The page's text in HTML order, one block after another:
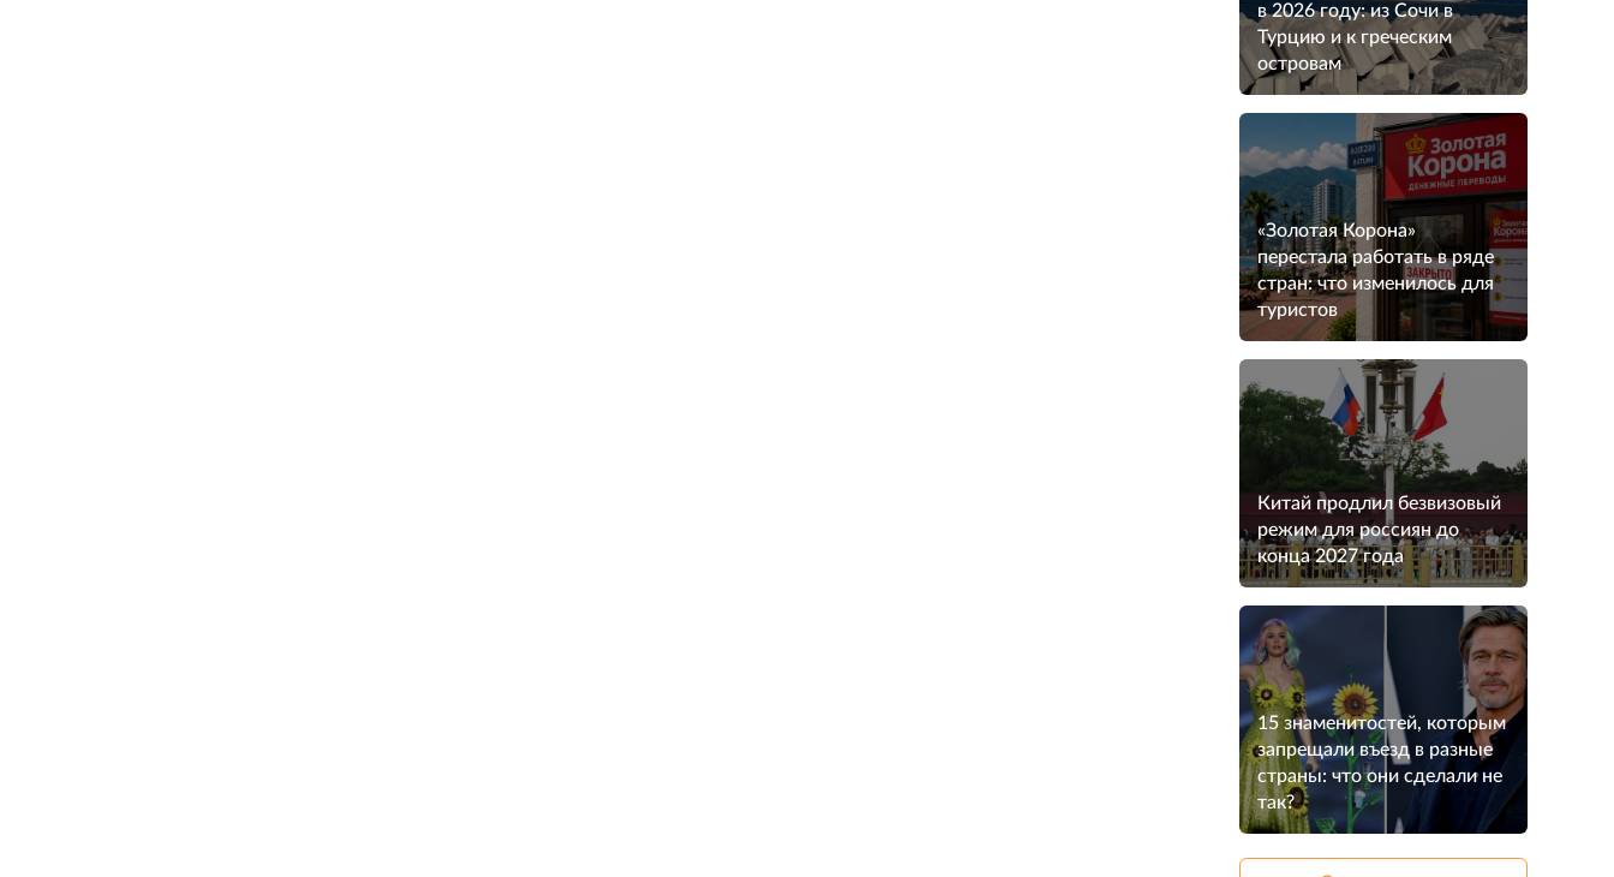
в 2026 году: из Сочи в
Турцию и к греческим
островам
«Золотая Корона»
перестала работать в ряде
стран: что изменилось для
туристов
Китай продлил безвизовый
режим для россиян до
конца 2027 года
15 знаменитостей, которым
запрещали въезд в разные
страны: что они сделали не
так?